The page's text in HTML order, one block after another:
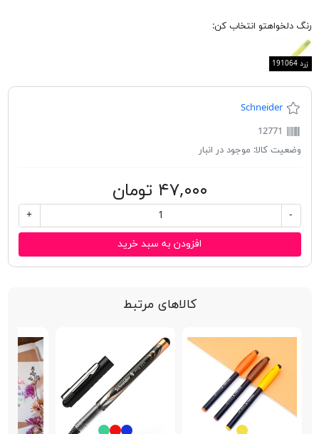
رنگ دلخواهتو انتخاب کن:
زرد 191064
Schneider
12771
وضعیت کالا: موجود در انبار
۴۷,۰۰۰ تومان
-
+
افزودن به سبد خرید
کالاهای مرتبط